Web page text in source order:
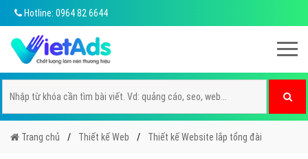
Hotline: 0964 82 6644
Trang chủ Thiết kế Web Thiết kế Website lắp tổng đài